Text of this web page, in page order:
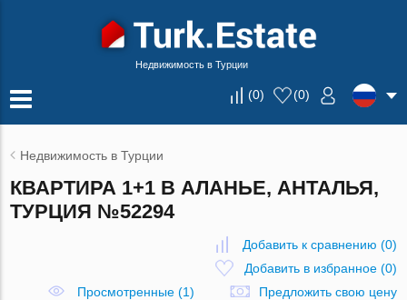
Недвижимость в Турции
(0) (0)
Недвижимость в Турции
КВАРТИРА 1+1 В АЛАНЬЕ, АНТАЛЬЯ,
ТУРЦИЯ №52294
Добавить к сравнению (0)
Добавить в избранное(0)
Просмотренные (1)
Предложить свою цену